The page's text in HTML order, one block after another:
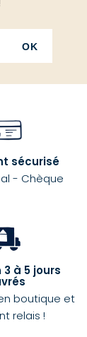
OK
sécurisé
- Chèque
3 à 5 jours
boutique et
relais !